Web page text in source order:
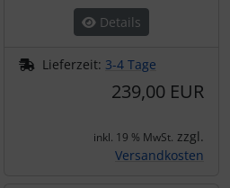
Details
Lieferzeit: 3-4 Tage
239,00 EUR
inkl. 19 % MwSt. zzgl.
Versandkosten